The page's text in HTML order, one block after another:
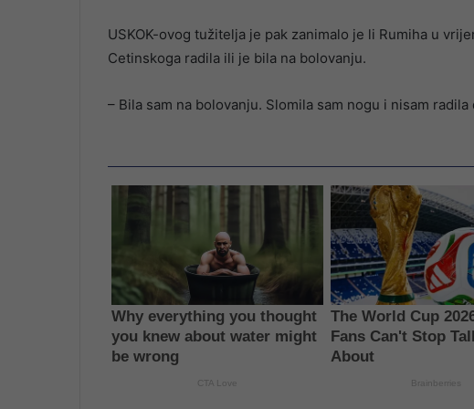
USKOK-ovog tužitelja je pak zanimalo je li Rumiha u
Cetinskoga radila ili je bila na bolovanju.
– Bila sam na bolovanju. Slomila sam nogu i nisam